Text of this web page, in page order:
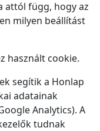
attól függ, hogy az
milyen beállítást
használt cookie.
segítik a Honlap
adatainak
Analytics). A
tudnak